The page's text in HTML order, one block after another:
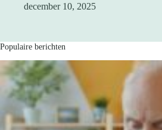
december 10, 2025
Populaire berichten